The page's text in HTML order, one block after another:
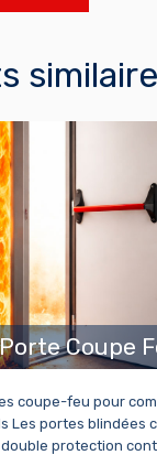
Coupe
coupe-feu pour
Les portes blindées
protection